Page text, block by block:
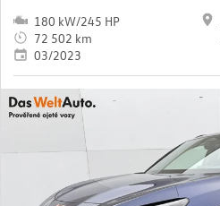
180 kW/245 HP
72 502 km
03/2023